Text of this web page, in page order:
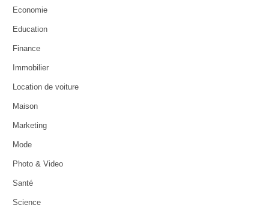
Economie
Education
Finance
Immobilier
Location de voiture
Maison
Marketing
Mode
Photo & Video
Santé
Science